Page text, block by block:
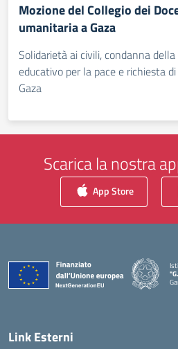
Mozione del Collegio dei
umanitaria a Gaza
Solidarietà ai civili, condanna
educativo per la pace e richiesta
Gaza
Scarica la nostra
App Store
Link Esterni